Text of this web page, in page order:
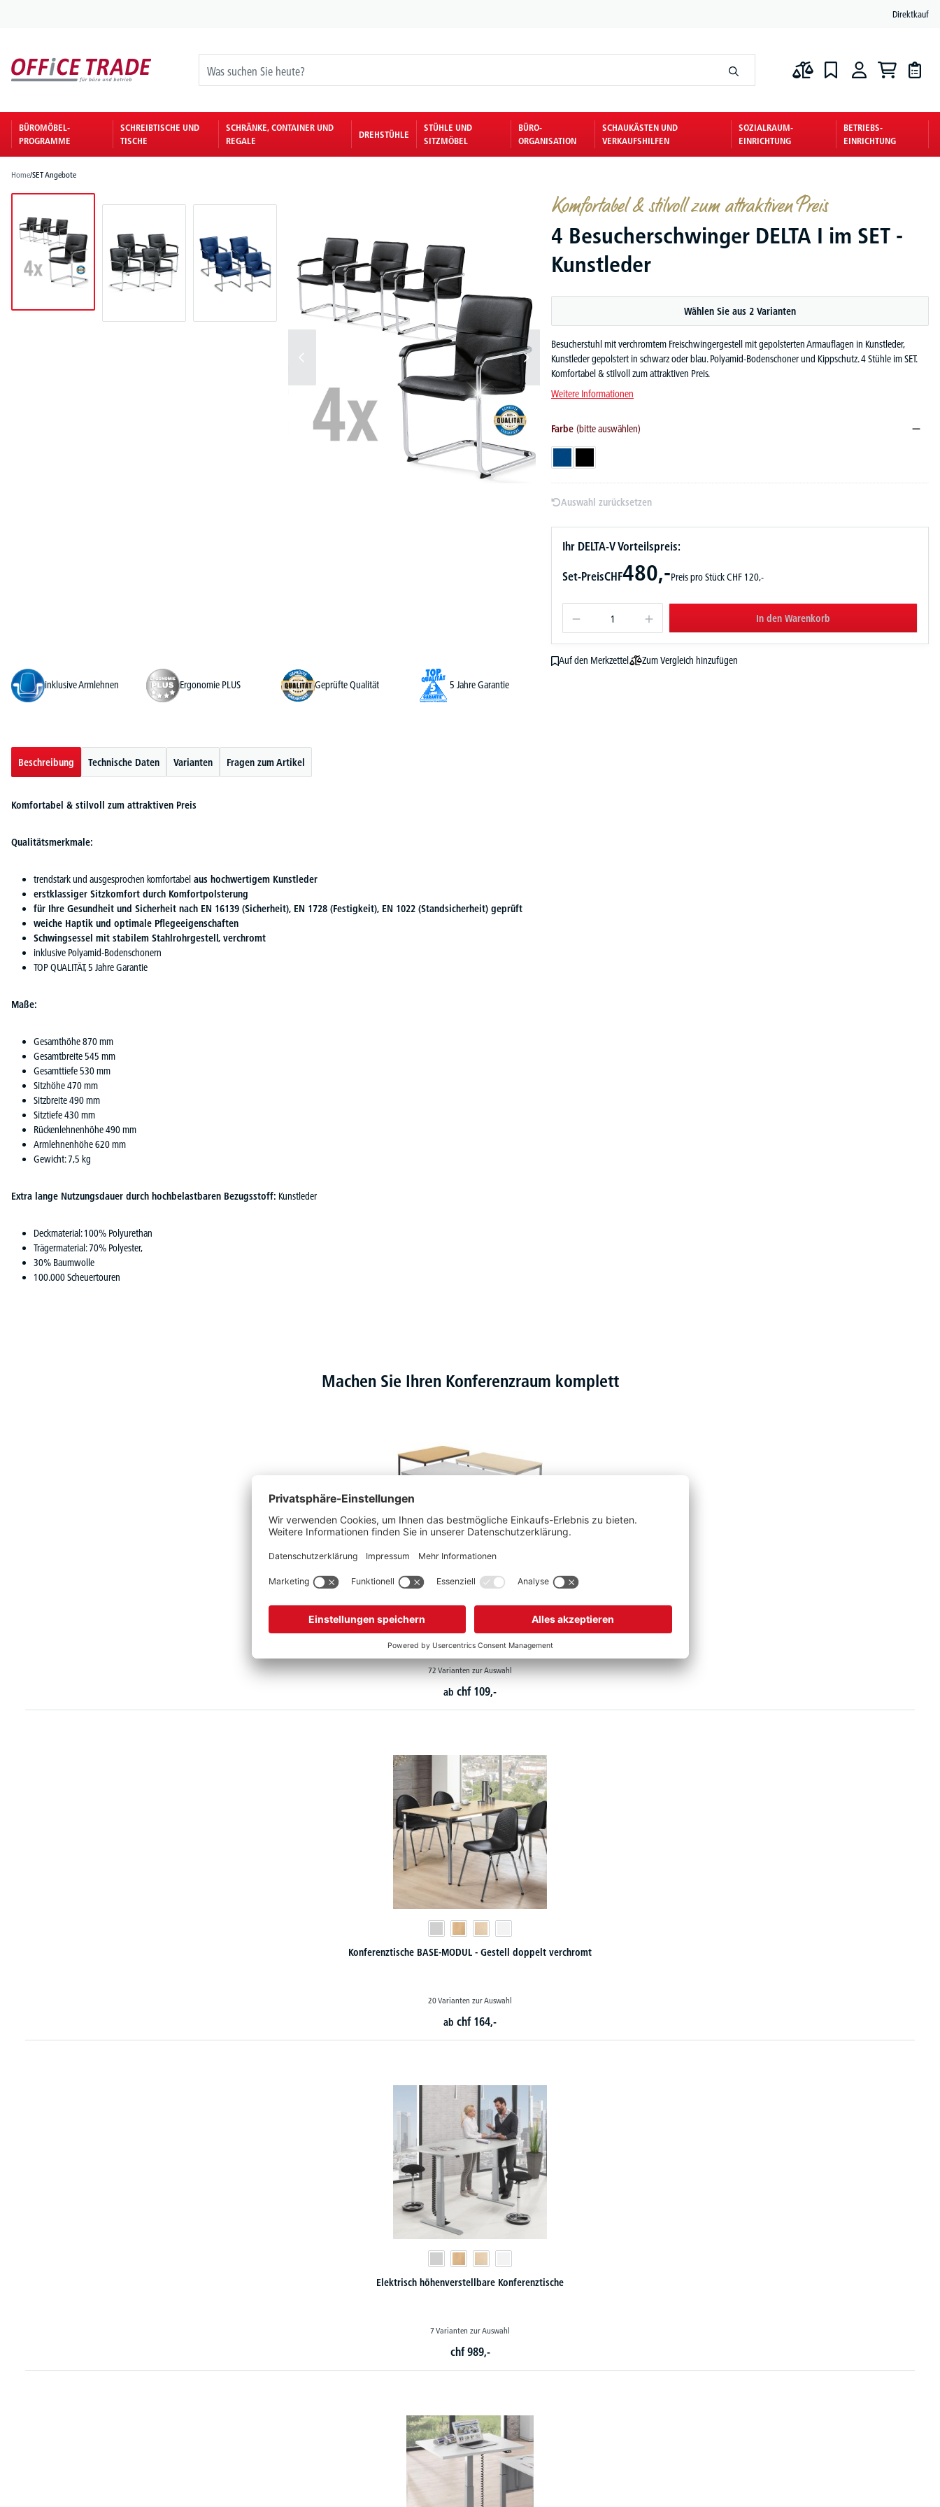
Direktkauf
BÜROMÖBEL-
PROGRAMME
SCHREIBTISCHE UND
TISCHE
SCHRÄNKE, CONTAINER UND
REGALE
DREHSTÜHLE
STÜHLE UND
SITZMÖBEL
BÜRO-
ORGANISATION
SCHAUKÄSTEN UND
VERKAUFSHILFEN
SOZIALRAUM-
EINRICHTUNG
BETRIEBS-
EINRICHTUNG
Home/SET Angebote
Komfortabel & stilvoll zum attraktiven Preis
4 Besucherschwinger DELTA I im SET -
Kunstleder
Wählen Sie aus 2 Varianten
Besucherstuhl mit verchromtem Freischwingergestell mit gepolsterten Armauflagen in Kunstleder,
Kunstleder gepolstert in schwarz oder blau. Polyamid-Bodenschoner und Kippschutz. 4 Stühle im SET.
Komfortabel & stilvoll zum attraktiven Preis.
Weitere Informationen
Farbe (bitte auswählen)
Auswahl zurücksetzen
Ihr DELTA-V Vorteilspreis:
Set-PreisCHF480,-Preis pro StückCHF 120,-
In den Warenkorb
Auf den Merkzettel
Zum Vergleich hinzufügen
inklusive Armlehnen
Ergonomie PLUS Geprüfte Qualität 5 Jahre Garantie
Beschreibung Technische Daten Varianten Fragen zum Artikel
Komfortabel & stilvoll zum attraktiven Preis
Qualitätsmerkmale:
trendstark und ausgesprochen komfortabel aus hochwertigem Kunstleder
erstklassiger Sitzkomfort durch Komfortpolsterung
für Ihre Gesundheit und Sicherheit nach EN 16139 (Sicherheit), EN 1728 (Festigkeit), EN 1022 (Standsicherheit) geprüft
weiche Haptik und optimale Pflegeeigenschaften
Schwingsessel mit stabilem Stahlrohrgestell, verchromt
inklusive Polyamid-Bodenschonern
TOP QUALITÄT, 5 Jahre Garantie
Maße:
Gesamthöhe 870 mm
Gesamtbreite 545 mm
Gesamttiefe 530 mm
Sitzhöhe 470 mm
Sitzbreite 490 mm
Sitztiefe 430 mm
Rückenlehnenhöhe 490 mm
Armlehnenhöhe 620 mm
Gewicht: 7,5 kg
Extra lange Nutzungsdauer durch hochbelastbaren Bezugsstoff: Kunstleder
Deckmaterial: 100% Polyurethan
Trägermaterial: 70% Polyester,
30% Baumwolle
100.000 Scheuertouren
Machen Sie Ihren Konferenzraum komplett
Besprechungs- und Mehrzwecktische BASE-MODUL
72 Varianten zur Auswahl
ab chf 109,-
Konferenztische BASE-MODUL - Gestell doppelt verchromt
20 Varianten zur Auswahl
ab chf 164,-
Elektrisch höhenverstellbare Konferenztische
7 Varianten zur Auswahl
chf 989,-